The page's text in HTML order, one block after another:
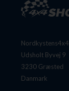
Nordkystens4x4
Udsholt Byvej 9
3230 Græsted
Danmark